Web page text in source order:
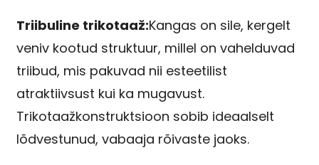
Triibuline trikotaaž:Kangas on sile, kergelt
veniv kootud struktuur, millel on vahelduvad
triibud, mis pakuvad nii esteetilist
atraktiivsust kui ka mugavust.
Trikotaažkonstruktsioon sobib ideaalselt
lõdvestunud, vabaaja rõivaste jaoks.